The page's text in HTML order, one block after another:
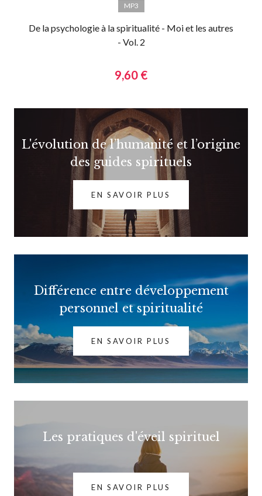
MP3
De la psychologie à la spiritualité - Moi et les autres
- Vol. 2
9,60 €
L'évolution de l’humanité et l’origine
des guides spirituels
EN SAVOIR PLUS
Différence entre développement
personnel et spiritualité
EN SAVOIR PLUS
Les pratiques d'éveil spirituel
EN SAVOIR PLUS